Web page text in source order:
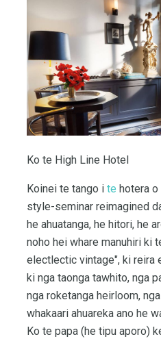
Ko te High Line Hotel
Koinei te tango i te hotera o
style-seminar reimagined
he ahuatanga, he hitori, he
noho hei whare manuhiri ki
electlectic vintage", ki reira
ki nga taonga tawhito, nga
nga roketanga heirloom,
whakaari ahuareka ano he
Ko te papa (he tipu aporo)